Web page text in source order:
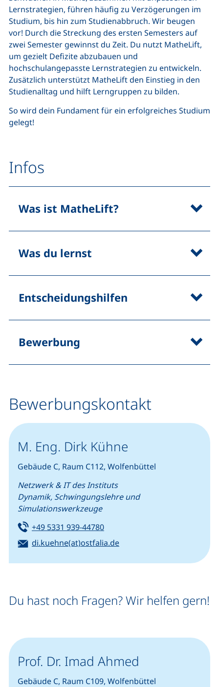
Lernstrategien, führen häufig zu Verzögerungen im
Studium, bis hin zum Studienabbruch. Wir beugen
vor! Durch die Streckung des ersten Semesters auf
zwei Semester gewinnst du Zeit. Du nutzt MatheLift,
um gezielt Defizite abzubauen und
hochschulangepasste Lernstrategien zu entwickeln.
Zusätzlich unterstützt MatheLift den Einstieg in den
Studienalltag und hilft Lerngruppen zu bilden.
So wird dein Fundament für ein erfolgreiches Studium
gelegt!
Infos
Was ist MatheLift?
Was du lernst
Entscheidungshilfen
Bewerbung
Bewerbungskontakt
M. Eng. Dirk Kühne
Gebäude C, Raum C112, Wolfenbüttel
Netzwerk & IT des Instituts
Dynamik, Schwingungslehre und
Simulationswerkzeuge
Tel:
+49 5331 939-44780(startet einen Telefonanruf,
E-Mail:
di.kuehne(at)ostfalia.de(öffnet Ihr E-Mail-
Du hast noch Fragen? Wir helfen gern!
Prof. Dr. Imad Ahmed
Gebäude C, Raum C109, Wolfenbüttel